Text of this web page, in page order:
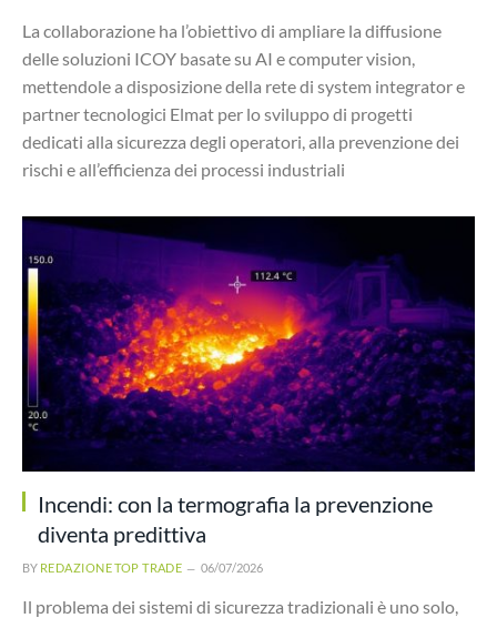
La collaborazione ha l’obiettivo di ampliare la diffusione
delle soluzioni ICOY basate su AI e computer vision,
mettendole a disposizione della rete di system integrator e
partner tecnologici Elmat per lo sviluppo di progetti
dedicati alla sicurezza degli operatori, alla prevenzione dei
rischi e all’efficienza dei processi industriali
Incendi: con la termografia la prevenzione
diventa predittiva
BY REDAZIONE TOP TRADE 06/07/2026
Il problema dei sistemi di sicurezza tradizionali è uno solo,